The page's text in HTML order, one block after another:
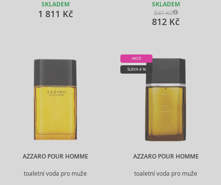
SKLADEM
1 811 Kč
SKLADEM
841 Kč
812 Kč
AZZARO POUR HOMME
toaletní voda pro muže
AZZARO POUR HOMME
toaletní voda pro muže
AKCE
SLEVA 4 %